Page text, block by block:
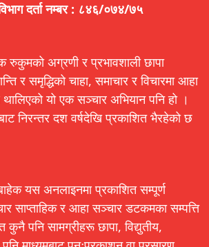
दर्ता नम्बर : ८४६/०७४/७५
रुकुमको अग्रणी र प्रभावशाली छापा
र समृद्धिको चाहा, समाचार र विचारमा आहा
यो एक सञ्चार अभियान पनि हो ।
निरन्तर दश वर्षदेखि प्रकाशित भैरहेको छ
यस अनलाइनमा प्रकाशित सम्पूर्ण
साप्ताहिक र आहा सञ्चार डटकमका सम्पत्ति
पनि सामग्रीहरू छापा, विद्युतीय,